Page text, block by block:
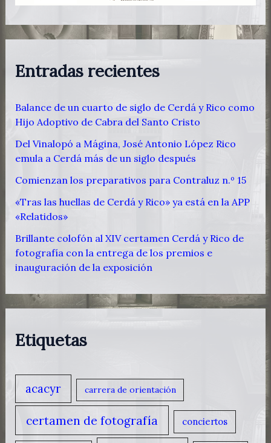
Entradas recientes
Balance de un cuarto de siglo de Cerdá y Rico como
Hijo Adoptivo de Cabra del Santo Cristo
Del Vinalopó a Mágina, José Antonio López Rico
emula a Cerdá más de un siglo después
Comienzan los preparativos para Contraluz n.º 15
«Tras las huellas de Cerdá y Rico» ya está en la APP
«Relatidos»
Brillante colofón al XIV certamen Cerdá y Rico de
fotografía con la entrega de los premios e
inauguración de la exposición
Etiquetas
acacyr carrera de orientación
certamen de fotografía conciertos